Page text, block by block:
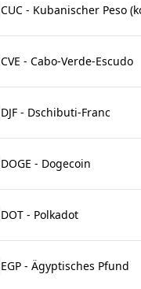
CUC - Kubanischer Peso
CVE - Cabo-Verde-Escudo
DJF - Dschibuti-Franc
DOGE - Dogecoin
DOT - Polkadot
EGP - Ägyptisches Pfund